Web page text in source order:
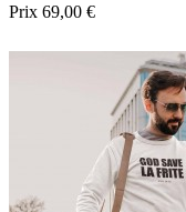
Prix 69,00 €
Noir Bordeau